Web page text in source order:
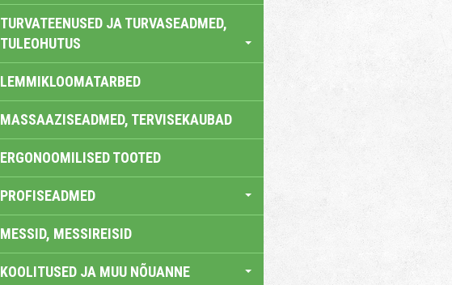
TURVATEENUSED JA TURVASEADMED,
TULEOHUTUS
LEMMIKLOOMATARBED
MASSAAZISEADMED, TERVISEKAUBAD
ERGONOOMILISED TOOTED
PROFISEADMED
MESSID, MESSIREISID
KOOLITUSED JA MUU NÕUANNE